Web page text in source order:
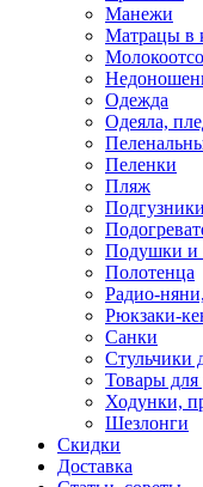
Манежи
Матрацы в
Одежда
Одеяла,
Пеленки
Пляж
Подгузники
Подушки и
Полотенца
Радио-
Рюкзаки-
Санки
Стульчики
Товары для
Ходунки,
Шезлонги
Скидки
Доставка